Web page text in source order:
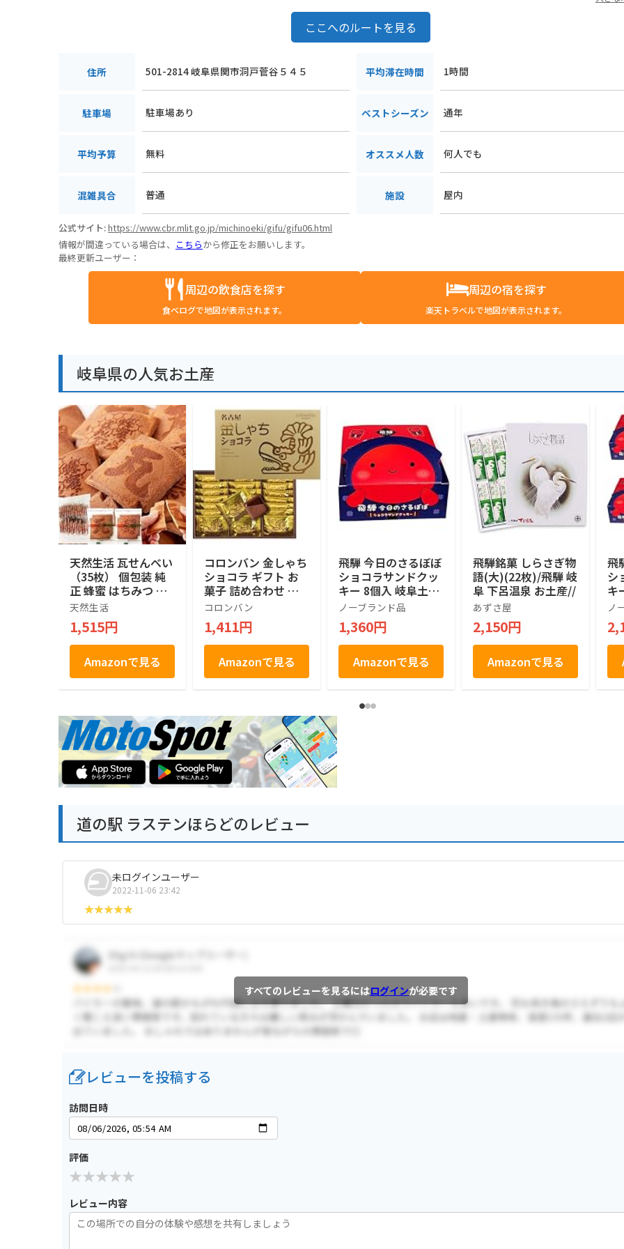
ここへのルートを見る
住所 501-2814 岐阜県関市洞戸菅谷５４５ 平均滞在時間 1時間
駐車場 駐車場あり ベストシーズン 通年
平均予算 無料 オススメ人数 何人でも
混雑具合 普通 施設 屋内
公式サイト:https://www.cbr.mlit.go.jp/michinoeki/gifu/gifu06.html
情報が間違っている場合は、 こちらから修正をお願いします。
最終更新ユーザー：
周辺の飲食店を探す
食べログで地図が表示されます。
周辺の宿を探す
楽天トラベルで地図が表示されます。
岐阜県の人気お土産
天然生活 瓦せんべい
（35枚） 個包装 純
正 蜂蜜 はちみつ 煎
餅 おやつ おつまみ
八百津町 お徳用 お
土産 おみやげ
天然生活
1,515円
Amazonで見る
コロンバン 金しゃち
ショコラ ギフト お
菓子 詰め合わせ 個
包装 土産 お菓子 ス
イーツ 銘店 ラング
ドシャ 21枚入り
コロンバン
1,411円
Amazonで見る
飛騨 今日のさるぼぼ
ショコラサンドクッ
キー 8個入 岐阜土産
さるぼぼ (1箱)
ノーブランド品
1,360円
Amazonで見る
飛騨銘菓 しらさぎ物
語(大)(22枚)/飛騨 岐
阜 下呂温泉 お土産//
あずさ屋
2,150円
Amazonで見る
飛
シ
キ
さ
ノ
道の駅 ラステンほらどのレビュー
未ログインユーザー
2022-11-06 23:42
すべてのレビューを見るにはログインが必要です
レビューを投稿する
訪問日時
評価
レビュー内容